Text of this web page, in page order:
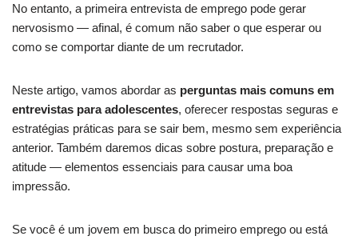
No entanto, a primeira entrevista de emprego pode gerar
nervosismo — afinal, é comum não saber o que esperar ou
como se comportar diante de um recrutador.
Neste artigo, vamos abordar as perguntas mais comuns em
entrevistas para adolescentes, oferecer respostas seguras e
estratégias práticas para se sair bem, mesmo sem experiência
anterior. Também daremos dicas sobre postura, preparação e
atitude — elementos essenciais para causar uma boa
impressão.
Se você é um jovem em busca do primeiro emprego ou está